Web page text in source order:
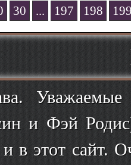
30 ... 197 198
и Фэй
в этот сайт.